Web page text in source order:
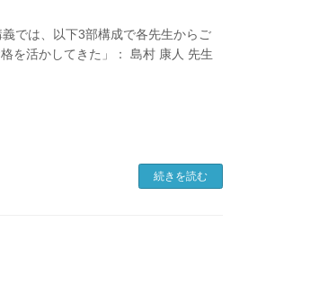
では、以下3部構成で各先生からご
を活かしてきた」： 島村 康人 先生
続きを読む